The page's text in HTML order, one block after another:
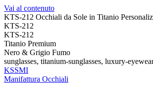
Vai al contenuto
KTS-212 Occhiali da Sole in Titanio
KTS-212
KTS-212
Titanio Premium
Nero & Grigio Fumo
sunglasses, titanium-sunglasses, luxury-
KSSMI
Manifattura Occhiali